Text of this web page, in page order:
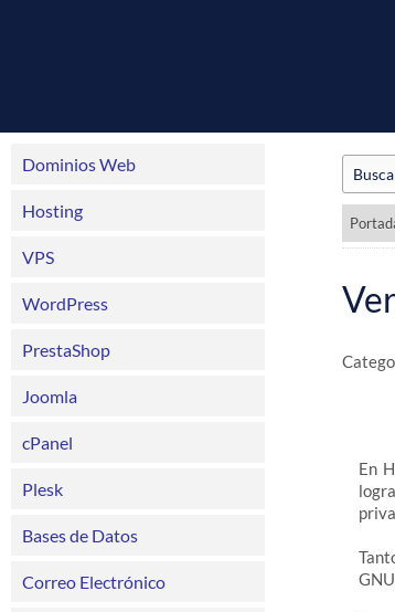
Dominios Web
Hosting
VPS
WordPress
PrestaShop
Joomla
cPanel
Plesk
Bases de Datos
Correo Electrónico
En